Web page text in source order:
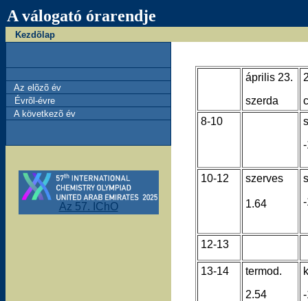
A válogató órarendje
Kezdõlap
Az elõzõ év
Évrõl-évre
A következõ év
Az 57. IChO
április 23.
szerda
8-10
10-12 szerves
1.64
12-13
13-14
termod.
2.54